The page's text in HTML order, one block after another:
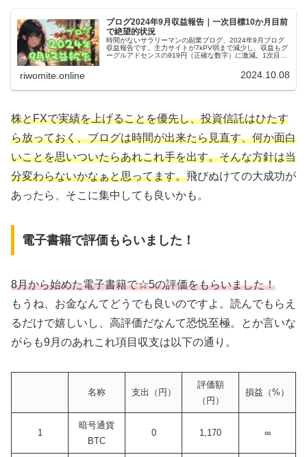
ブログ2024年9月収益報告｜一次目標10か月目前
で絶望的状況
時間がないサラリーマンの副業ブログ、2024年9月ブログ
収益報告です。主力サイトが7kPV弱まで減少し、収益もグ
ーグルアドセンスの919円（正確な数字）に激減。1次目標
riwomite.online 2024.10.08
株とFXで実績を上げることを優先し、投資信託はひたす
ら放っておく、ブログは時間が出来たら見直す、何か面白
いことを思いついたらあれこれ手を出す。そんな方針は当
分変わらないかなぁと思ってます。飛びぬけての大成功が
あったら、そこに集中しても良いかも。
電子書籍で評価もらいました！
8月から始めた電子書籍で☆5の評価をもらいました！
もうね、お金なんてどうでも良いのですよ。読んでもらえ
るだけで嬉しいし、高評価だなんて恐悦至極。とか言いな
がらも9月のあれこれ項目収支は以下の通り。
名称 支出（円）
評価額
（円）
損益（%）
1
暗号通貨
BTC
0 1,170 ∞